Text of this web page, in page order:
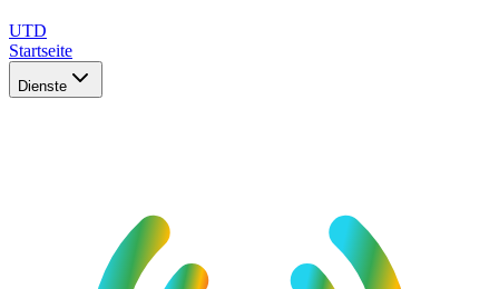
UTD
Startseite
Dienste